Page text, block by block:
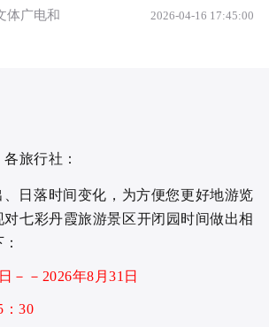
体广电和
2026-04-16 17:45:00
旅行社：
日落时间变化，为方便您更好地游览
七彩丹霞旅游景区开闭园时间做出相
－－ 2026年8月31日
：30